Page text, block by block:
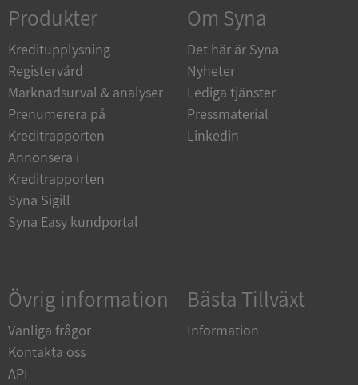
Produkter
Kreditupplysning
Registervård
Marknadsurval & analyser
Prenumerera på
Kreditrapporten
Annonsera i
Kreditrapporten
Syna Sigill
Syna Easy kundportal
Om Syna
Det här är Syna
Nyheter
Lediga tjänster
Pressmaterial
Linkedin
Övrig information
Vanliga frågor
Kontakta oss
API
Bästa Tillväxt
Information
Oklassificerade
Strikt nödvändiga kakor tillåter
kärnwebbplatsfunktioner som användarinloggning
användas ordentligt utan strikt nödvändiga cookies.
Namn
Leverantör
Domän